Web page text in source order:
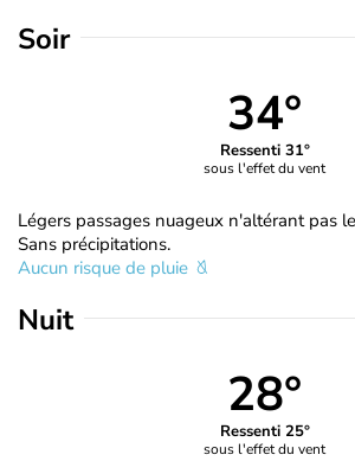
Soir
34°
Ressenti 31°
sous l'effet du vent
Légers passages nuageux n'altérant pas
Sans précipitations.
Aucun risque de pluie
Nuit
28°
Ressenti 25°
sous l'effet du vent